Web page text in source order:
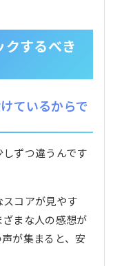
クするべき
ているからで
ずつ違うんです
コアが見やす
まな人の感想が
が集まると、安